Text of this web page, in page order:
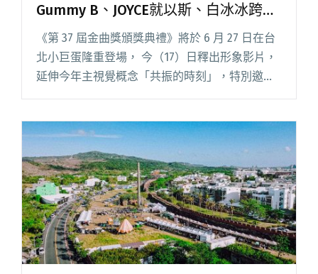
Gummy B、JOYCE就以斯、白冰冰跨世
代出演
《第 37 屆金曲獎頒獎典禮》將於 6 月 27 日在台
北小巨蛋隆重登場， 今（17）日釋出形象影片，
延伸今年主視覺概念「共振的時刻」，特別邀請
同時也是入圍者的白冰冰、高真 TRU、Arase 阿
曲37】金曲獎形象影片釋出 Gummy B、JOYCE就
以斯、白冰冰跨世代出演"